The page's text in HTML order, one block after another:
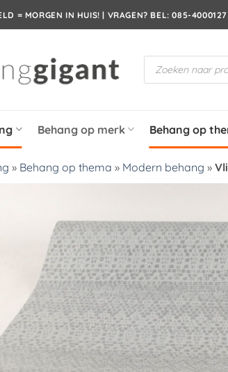
= MORGEN IN HUIS! | VRAGEN? BEL: 085-4000127
Producten
zoeken
Behang op merk Behang op
» Behang op thema » Modern behang »